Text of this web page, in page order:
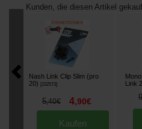
Kunden, die diesen Artikel
Nash Link Clip Slim (pro
20)
[232573]
5,40€ 4,90€
Kaufen
Link
9